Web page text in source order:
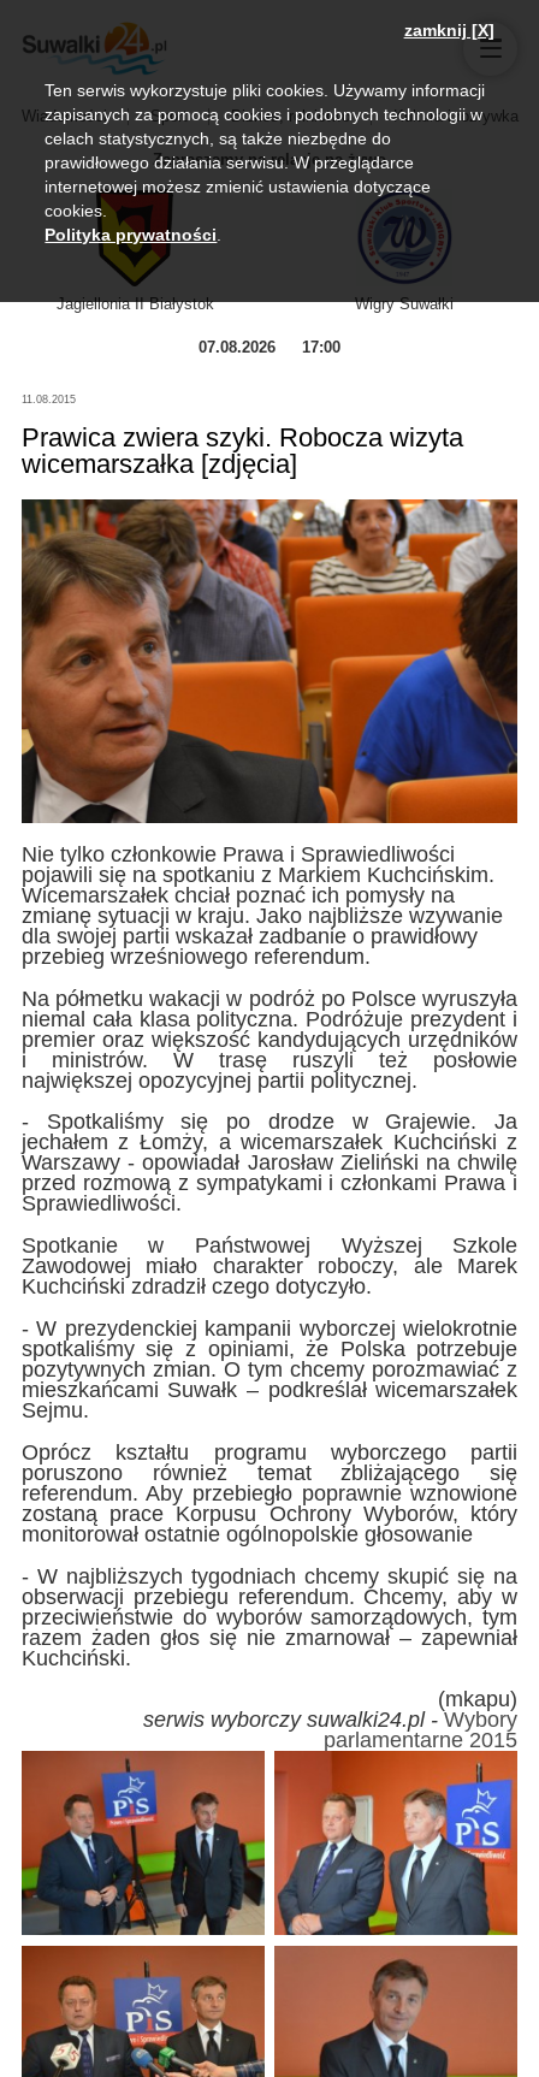
Wiadomości Sport Biznes, rolnictwo Kultura i rozrywka
Zapraszamy na relację na żywo
Jagiellonia II Białystok Wigry Suwałki
07.08.2026 17:00
11.08.2015
Prawica zwiera szyki. Robocza wizyta
wicemarszałka [zdjęcia]
Nie tylko członkowie Prawa i Sprawiedliwości
pojawili się na spotkaniu z Markiem Kuchcińskim.
Wicemarszałek chciał poznać ich pomysły na
zmianę sytuacji w kraju. Jako najbliższe wzywanie
dla swojej partii wskazał zadbanie o prawidłowy
przebieg wrześniowego referendum.
Na półmetku wakacji w podróż po Polsce wyruszyła
niemal cała klasa polityczna. Podróżuje prezydent i
premier oraz większość kandydujących urzędników
i ministrów. W trasę ruszyli też posłowie
największej opozycyjnej partii politycznej.
- Spotkaliśmy się po drodze w Grajewie. Ja
jechałem z Łomży, a wicemarszałek Kuchciński z
Warszawy - opowiadał Jarosław Zieliński na chwilę
przed rozmową z sympatykami i członkami Prawa i
Sprawiedliwości.
Spotkanie w Państwowej Wyższej Szkole
Zawodowej miało charakter roboczy, ale Marek
Kuchciński zdradził czego dotyczyło.
- W prezydenckiej kampanii wyborczej wielokrotnie
spotkaliśmy się z opiniami, że Polska potrzebuje
pozytywnych zmian. O tym chcemy porozmawiać z
mieszkańcami Suwałk – podkreślał wicemarszałek
Sejmu.
Oprócz kształtu programu wyborczego partii
poruszono również temat zbliżającego się
referendum. Aby przebiegło poprawnie wznowione
zostaną prace Korpusu Ochrony Wyborów, który
monitorował ostatnie ogólnopolskie głosowanie
- W najbliższych tygodniach chcemy skupić się na
obserwacji przebiegu referendum. Chcemy, aby w
przeciwieństwie do wyborów samorządowych, tym
razem żaden głos się nie zmarnował – zapewniał
Kuchciński.
(mkapu)
serwis wyborczy suwalki24.pl - Wybory
parlamentarne 2015
zamknij [X]
Ten serwis wykorzystuje pliki cookies. Używamy informacji
zapisanych za pomocą cookies i podobnych technologii w
celach statystycznych, są także niezbędne do
prawidłowego działania serwisu. W przeglądarce
internetowej możesz zmienić ustawienia dotyczące
cookies.
Polityka prywatności